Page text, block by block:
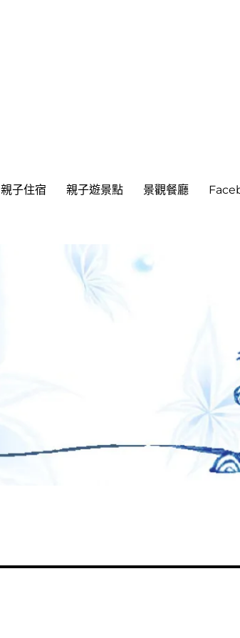
親子住宿 親子遊景點 景觀餐廳